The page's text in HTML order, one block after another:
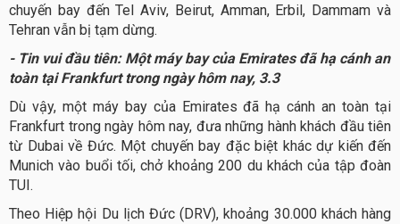
chuyến bay đến Tel Aviv, Beirut, Amman, Erbil, Dammam và
Tehran vẫn bị tạm dừng.
- Tin vui đầu tiên: Một máy bay của Emirates đã hạ cánh an
toàn tại Frankfurt trong ngày hôm nay, 3.3
Dù vậy, một máy bay của Emirates đã hạ cánh an toàn tại
Frankfurt trong ngày hôm nay, đưa những hành khách đầu tiên
từ Dubai về Đức. Một chuyến bay đặc biệt khác dự kiến đến
Munich vào buổi tối, chở khoảng 200 du khách của tập đoàn
TUI.
Theo Hiệp hội Du lịch Đức (DRV), khoảng 30.000 khách hàng